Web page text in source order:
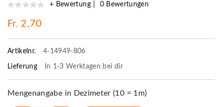
+ Bewertung 0 Bewertungen
Fr. 2,70
Artikelnr. 4-14949-806
Lieferung In 1-3 Werktagen bei dir
Mengenangabe in Dezimeter (10 = 1m)